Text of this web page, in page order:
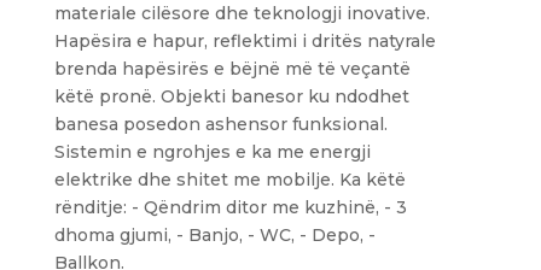
materiale cilësore dhe teknologji inovative.
Hapësira e hapur, reflektimi i dritës natyrale
brenda hapësirës e bëjnë më të veçantë
këtë pronë. Objekti banesor ku ndodhet
banesa posedon ashensor funksional.
Sistemin e ngrohjes e ka me energji
elektrike dhe shitet me mobilje. Ka këtë
rënditje: - Qëndrim ditor me kuzhinë, - 3
dhoma gjumi, - Banjo, - WC, - Depo, -
Ballkon.